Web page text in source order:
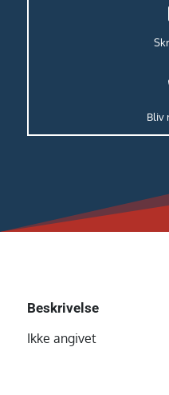
Bliv
Beskrivelse
Ikke angivet